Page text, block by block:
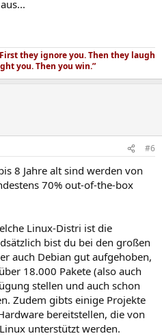
they ignore you. Then they laugh
you. Then you win.”
#6
8 Jahre alt sind werden von
70% out-of-the-box
Linux-Distri ist die
bist du bei den großen
auch Debian gut aufgehoben,
18.000 Pakete (also auch
stellen und auch schon
Zudem gibts einige Projekte
bereitstellen, die von
unterstützt werden.